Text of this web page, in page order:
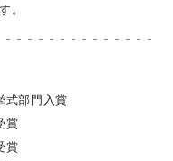
。
式部門入賞
賞
賞